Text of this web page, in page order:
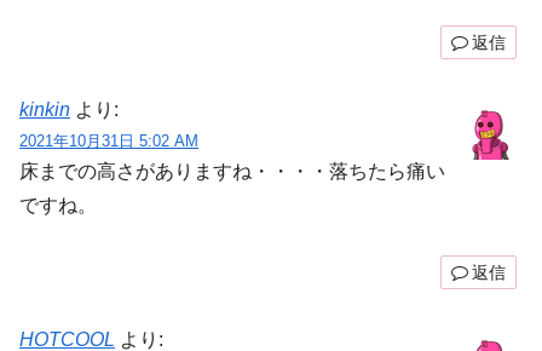
返信
kinkin より:
2021年10月31日 5:02 AM
床までの高さがありますね・・・・落ちたら痛い
ですね。
返信
HOTCOOL より: